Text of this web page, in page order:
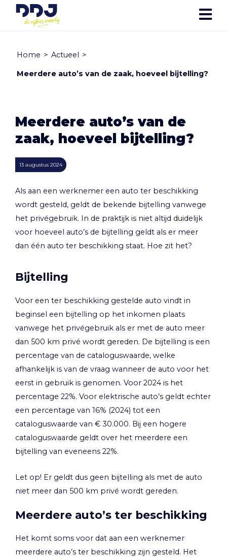
Home > Actueel >
Meerdere auto’s van de zaak, hoeveel bijtelling?
Meerdere auto’s van de
zaak, hoeveel bijtelling?
13 augustus 2024
Als aan een werknemer een auto ter beschikking
wordt gesteld, geldt de bekende bijtelling vanwege
het privégebruik. In de praktijk is niet altijd duidelijk
voor hoeveel auto’s de bijtelling geldt als er meer
dan één auto ter beschikking staat. Hoe zit het?
Bijtelling
Voor een ter beschikking gestelde auto vindt in
beginsel een bijtelling op het inkomen plaats
vanwege het privégebruik als er met de auto meer
dan 500 km privé wordt gereden. De bijtelling is een
percentage van de cataloguswaarde, welke
afhankelijk is van de vraag wanneer de auto voor het
eerst in gebruik is genomen. Voor 2024 is het
percentage 22%. Voor elektrische auto’s geldt echter
een percentage van 16% (2024) tot een
cataloguswaarde van € 30.000. Bij een hogere
cataloguswaarde geldt over het meerdere een
bijtelling van eveneens 22%.
Let op! Er geldt dus geen bijtelling als met de auto
niet meer dan 500 km privé wordt gereden.
Meerdere auto’s ter beschikking
Het komt soms voor dat aan een werknemer
meerdere auto’s ter beschikking zijn gesteld. Het